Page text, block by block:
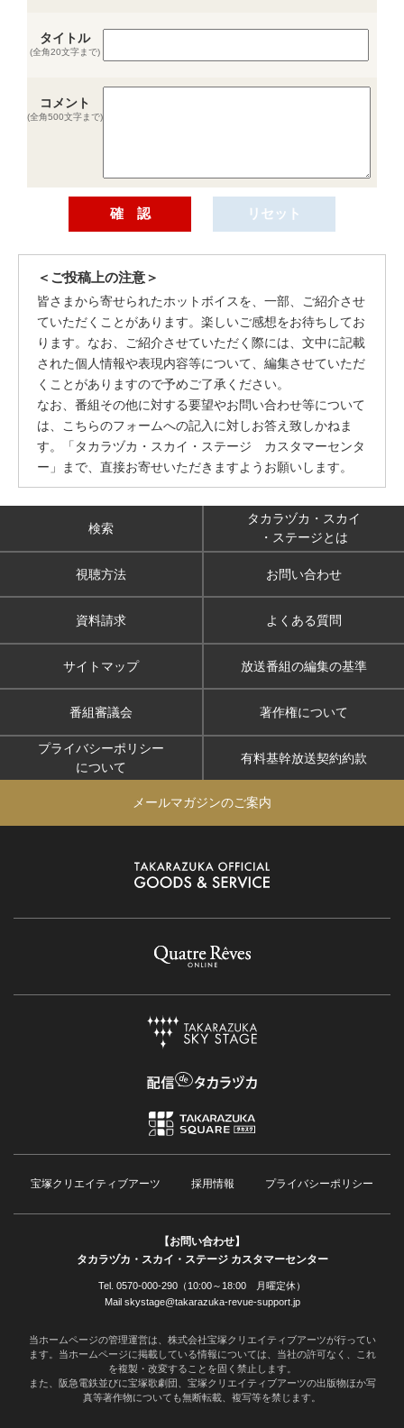
タイトル
(全角20文字まで)
コメント
(全角500文字まで)
＜ご投稿上の注意＞
皆さまから寄せられたホットボイスを、一部、ご紹介させ
ていただくことがあります。楽しいご感想をお待ちしてお
ります。なお、ご紹介させていただく際には、文中に記載
された個人情報や表現内容等について、編集させていただ
くことがありますので予めご了承ください。
なお、番組その他に対する要望やお問い合わせ等について
は、こちらのフォームへの記入に対しお答え致しかねま
す。「タカラヅカ・スカイ・ステージ カスタマーセンタ
ー」まで、直接お寄せいただきますようお願いします。
検索
タカラヅカ・スカイ
・ステージとは
視聴方法 お問い合わせ
資料請求 よくある質問
サイトマップ 放送番組の編集の基準
番組審議会 著作権について
プライバシーポリシー
について
有料基幹放送契約約款
メールマガジンのご案内
宝塚クリエイティブアーツ 採用情報 プライバシーポリシー
【お問い合わせ】
タカラヅカ・スカイ・ステージ カスタマーセンター
Tel. 0570-000-290（10:00～18:00 月曜定休）
Mail skystage@takarazuka-revue-support.jp
当ホームページの管理運営は、株式会社宝塚クリエイティブアーツが行ってい
ます。当ホームページに掲載している情報については、当社の許可なく、これ
を複製・改変することを固く禁止します。
また、阪急電鉄並びに宝塚歌劇団、宝塚クリエイティブアーツの出版物ほか写
真等著作物についても無断転載、複写等を禁じます。